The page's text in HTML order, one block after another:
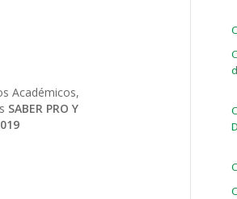
Académicos,
SABER PRO Y